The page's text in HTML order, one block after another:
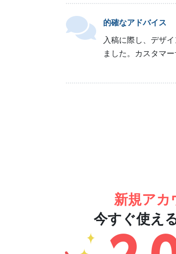
的確なアドバイス
入稿に際し、デザ
ました。カスタマ
新規アカ
今すぐ使え